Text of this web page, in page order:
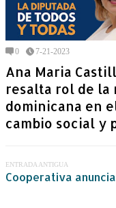
0 7-21-2023
Ana Maria
resalta rol de la
dominicana en
cambio social y
ENTRADA ANTIGUA
Cooperativa